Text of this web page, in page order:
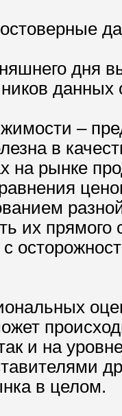
дня
данных
–
в
на рынке
их прямого
с
и на
в целом.